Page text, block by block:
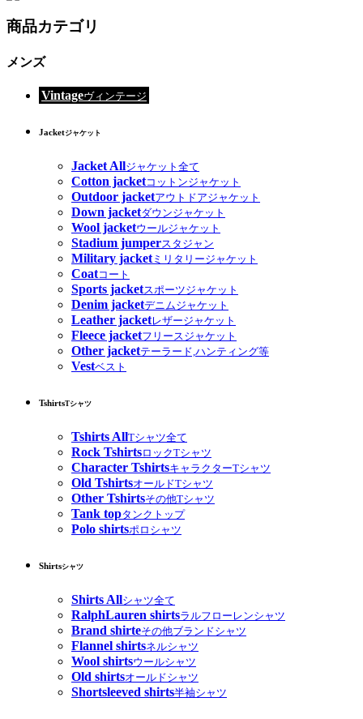
商品カテゴリ
メンズ
Vintageヴィンテージ
Jacketジャケット
Jacket Allジャケット全て
Cotton jacketコットンジャケット
Outdoor jacketアウトドアジャケット
Down jacketダウンジャケット
Wool jacketウールジャケット
Stadium jumperスタジャン
Military jacketミリタリージャケット
Coatコート
Sports jacketスポーツジャケット
Denim jacketデニムジャケット
Leather jacketレザージャケット
Fleece jacketフリースジャケット
Other jacketテーラード,ハンティング等
Vestベスト
TshirtsTシャツ
Tshirts AllTシャツ全て
Rock TshirtsロックTシャツ
Character TshirtsキャラクターTシャツ
Old TshirtsオールドTシャツ
Other Tshirtsその他Tシャツ
Tank topタンクトップ
Polo shirtsポロシャツ
Shirtsシャツ
Shirts Allシャツ全て
RalphLauren shirtsラルフローレンシャツ
Brand shirteその他ブランドシャツ
Flannel shirtsネルシャツ
Wool shirtsウールシャツ
Old shirtsオールドシャツ
Shortsleeved shirts半袖シャツ